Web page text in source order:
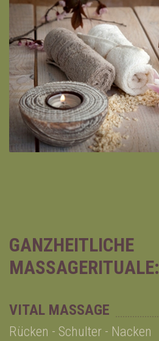
GANZHEITLICHE
MASSAGERITUALE:
VITAL MASSAGE
Rücken - Schulter - Nacken